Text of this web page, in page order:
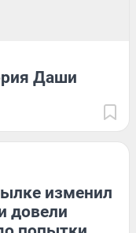
Даши
изменил
довели